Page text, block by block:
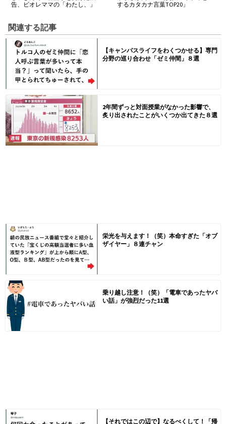
告、ビオレママの「わたし、」
するカタカナ言葉TOP20」
関連する記事
【キャンパスライフをわくつかせる】専門
分野の巡り合わせ「ゼミ仲間」８選
2年間ずっと対面授業がなかった影響で、
炙り出されたことがいくつか出てきた８選
栄光を与えます！（笑）本命すぎた「オブ
ザイヤー」８連チャン
乗り越し注意！（笑）「電車であったヤバ
い話」が強烈だった11選
【それではこの辺で】なるべくして！「帰